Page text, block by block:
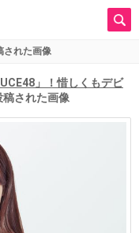
された画像
」！惜しくもデビ
稿された画像